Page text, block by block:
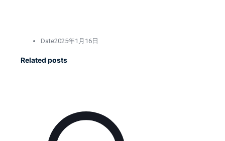
Date2025年1月16日
Related posts